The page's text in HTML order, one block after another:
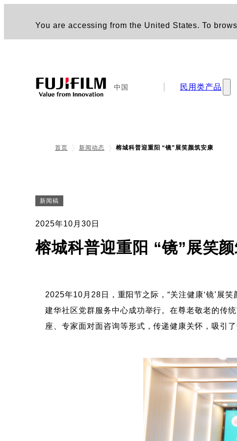
You are accessing from the United States. To
中国 民用类产品
首页 新闻动态 榕城科普迎重阳 “镜”展笑颜筑安康
新闻稿
2025年10月30日
榕城科普迎重阳 “镜”展笑
2025年10月28日，重阳节之际，“关注健康‘镜’展
建华社区党群服务中心成功举行。在尊老敬老的传
座、专家面对面咨询等形式，传递健康关怀，吸引了